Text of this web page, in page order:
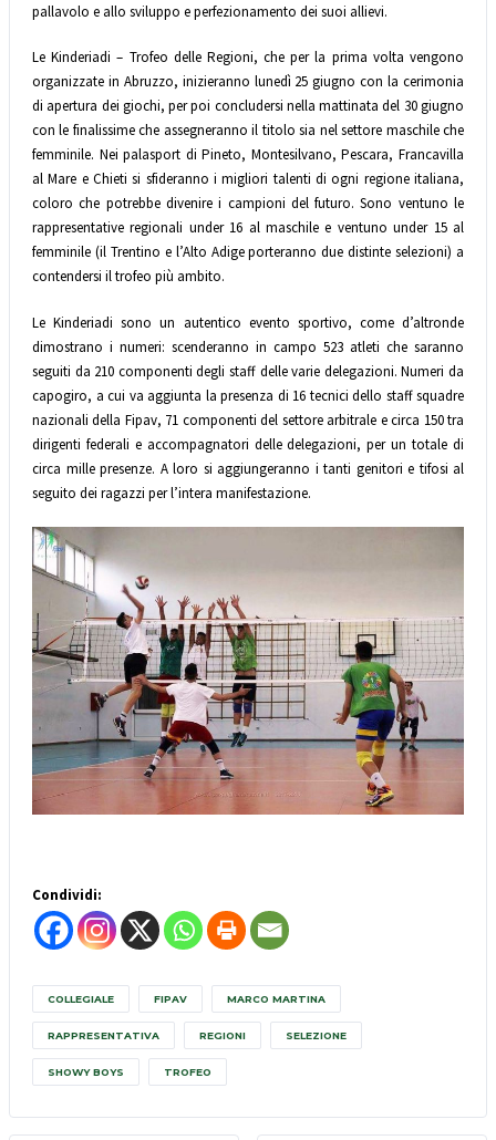
pallavolo e allo sviluppo e perfezionamento dei suoi allievi.
Le Kinderiadi – Trofeo delle Regioni, che per la prima volta vengono
organizzate in Abruzzo, inizieranno lunedì 25 giugno con la cerimonia
di apertura dei giochi, per poi concludersi nella mattinata del 30 giugno
con le finalissime che assegneranno il titolo sia nel settore maschile che
femminile. Nei palasport di Pineto, Montesilvano, Pescara, Francavilla
al Mare e Chieti si sfideranno i migliori talenti di ogni regione italiana,
coloro che potrebbe divenire i campioni del futuro. Sono ventuno le
rappresentative regionali under 16 al maschile e ventuno under 15 al
femminile (il Trentino e l’Alto Adige porteranno due distinte selezioni) a
contendersi il trofeo più ambito.
Le Kinderiadi sono un autentico evento sportivo, come d’altronde
dimostrano i numeri: scenderanno in campo 523 atleti che saranno
seguiti da 210 componenti degli staff delle varie delegazioni. Numeri da
capogiro, a cui va aggiunta la presenza di 16 tecnici dello staff squadre
nazionali della Fipav, 71 componenti del settore arbitrale e circa 150 tra
dirigenti federali e accompagnatori delle delegazioni, per un totale di
circa mille presenze. A loro si aggiungeranno i tanti genitori e tifosi al
seguito dei ragazzi per l’intera manifestazione.
Condividi:
COLLEGIALE FIPAV MARCO MARTINA
RAPPRESENTATIVA REGIONI SELEZIONE
SHOWY BOYS TROFEO